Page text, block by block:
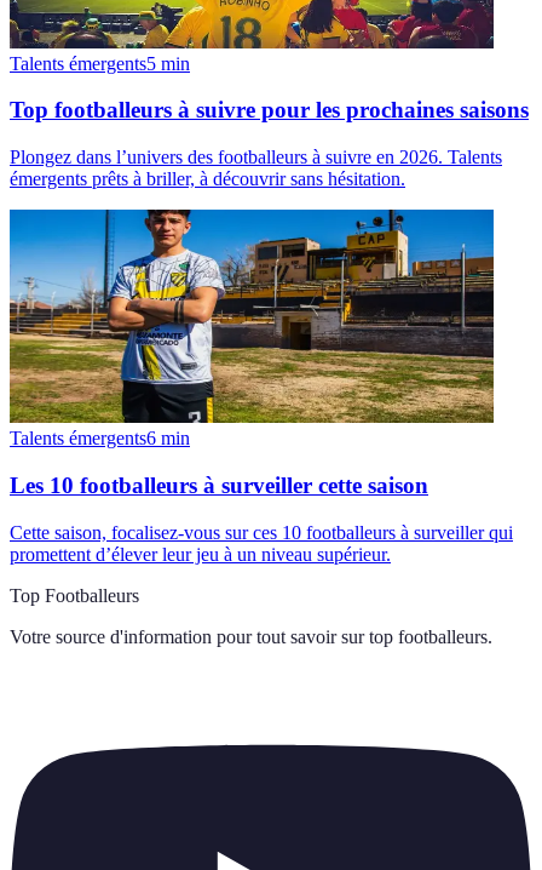
Talents émergents5 min
Top footballeurs à suivre pour les prochaines saisons
Plongez dans l’univers des footballeurs à suivre en 2026. Talents
émergents prêts à briller, à découvrir sans hésitation.
Talents émergents6 min
Les 10 footballeurs à surveiller cette saison
Cette saison, focalisez-vous sur ces 10 footballeurs à surveiller qui
promettent d’élever leur jeu à un niveau supérieur.
Top Footballeurs
Votre source d'information pour tout savoir sur top footballeurs.